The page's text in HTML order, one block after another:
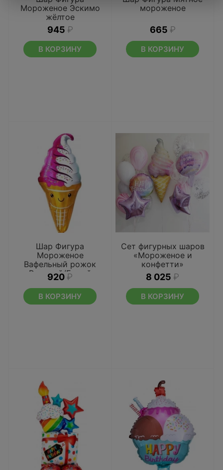
Мороженое Эскимо
жёлтое
945 ₽
В КОРЗИНУ
мороженое
665 ₽
В КОРЗИНУ
Шар Фигура
Мороженое
Вафельный рожок
Розовый/Белый
920 ₽
В КОРЗИНУ
Сет фигурных шаров
«Мороженое и
конфетти»
8 025 ₽
В КОРЗИНУ